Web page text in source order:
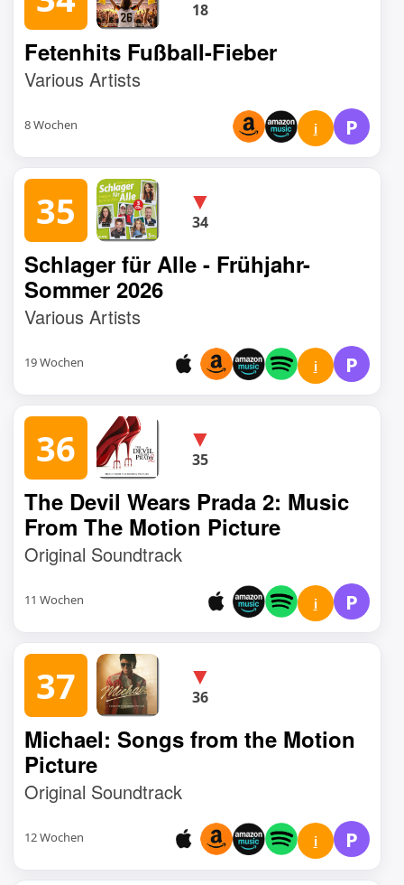
18
Fetenhits Fußball-Fieber
Various Artists
8 Wochen i P
35 ▼
34
Schlager für Alle - Frühjahr-
Sommer 2026
Various Artists
19 Wochen i P
36 ▼
35
The Devil Wears Prada 2: Music
From The Motion Picture
Original Soundtrack
11 Wochen i P
37 ▼
36
Michael: Songs from the Motion
Picture
Original Soundtrack
12 Wochen i P